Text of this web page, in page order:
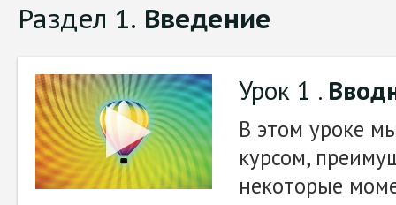
Раздел 1. Введение
Урок 1 .
В этом уроке
курсом,
некоторые